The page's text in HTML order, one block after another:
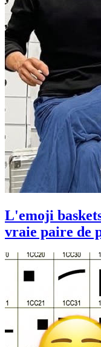
L'emoji
vraie paire de